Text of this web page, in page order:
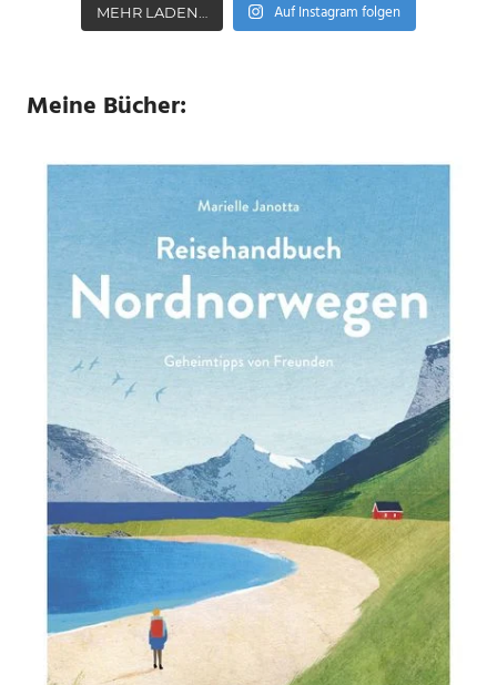
MEHR LADEN… Auf Instagram folgen
Meine Bücher: